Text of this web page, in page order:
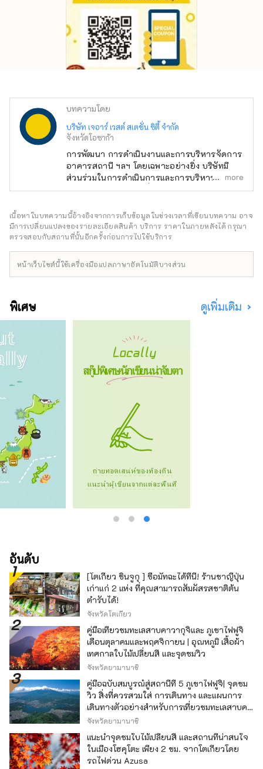
บทความโดย
บริษัท เจอาร์ เวสต์ สเตชั่น ซิตี้ จำกัด
จังหวัดโอซาก้า
การพัฒนา การดำเนินงานและการบริหารจัดการ
อาคารสถานี ฯลฯ โดยเฉพาะอย่างยิ่ง บริษัทมี
ส่วนร่วมในการดำเนินการและการบริหารจัดการ
Osaka Station City ซึ่งเป็นประตูสู่โอซาก้า
more
เนื้อหาในบทความนี้อ้างอิงจากการเก็บข้อมูลในช่วงเวลาที่เขียนบทความ อาจ
มีการเปลี่ยนแปลงของรายละเอียดสินค้า บริการ ราคาในภายหลังได้ กรุณา
ตรวจสอบกับสถานที่นั้นอีกครั้งก่อนการไปใช้บริการ
หน้าเว็บไซต์นี้ใช้เครื่องมือแปลภาษาอัตโนมัติบางส่วน
พิเศษ ดูเพิ่มเติม
อันดับ
[โตเกียว ชินจูกุ ] ซื้อมัทฉะได้ที่นี่! ร้านชาญี่ปุ่น
เก่าแก่ 2 แห่ง ที่คุณสามารถสัมผัสรสชาติต้น
ตำรับได้!
จังหวัดโตเกียว
คู่มือเที่ยวชมทะเลสาบคาวากุจิและ ภูเขาไฟฟูจิ
เดือนตุลาคมและพฤศจิกายน | อุณหภูมิ เสื้อผ้า
เทศกาลใบไม้เปลี่ยนสี และจุดชมวิว
จังหวัดยามานาชิ
คู่มือฉบับสมบูรณ์สู่สถานีที่ 5 ภูเขาไฟฟูจิ| จุดชม
วิว สิ่งที่ควรสวมใส่ การเดินทาง และแผนการ
เดินทางตัวอย่างสำหรับการเที่ยวชมทะเลสาบคา
วากุจิ
จังหวัดยามานาชิ
แนะนำจุดชมใบไม้เปลี่ยนสี และสถานที่น่าสนใจ
ในเมืองโฮคุโตะ เพียง 2 ชม. จากโตเกียวโดย
รถไฟด่วน Azusa